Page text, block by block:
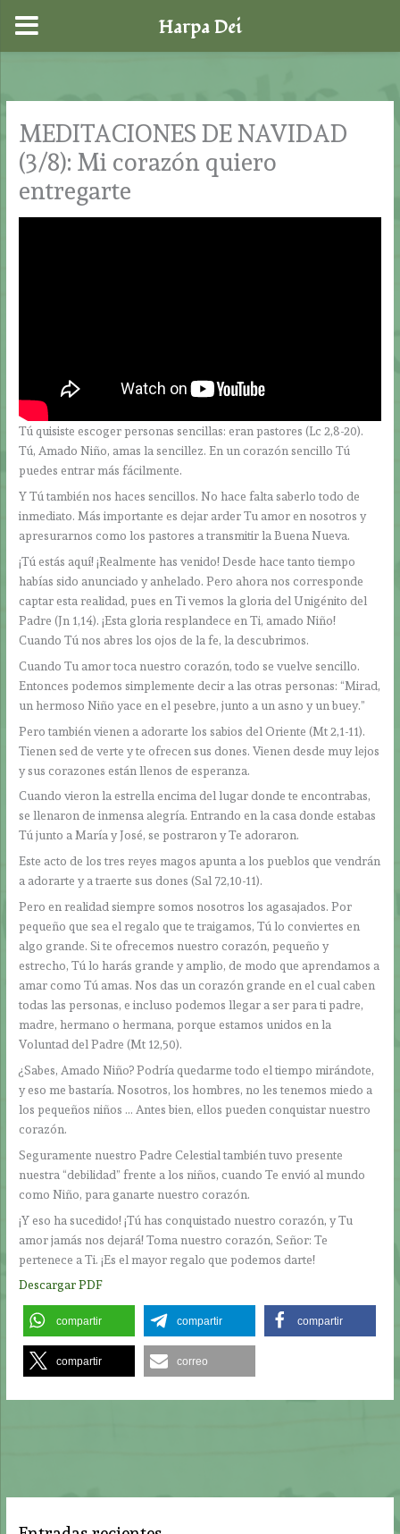
contenido
MEDITACIONES DE NAVIDAD
(3/8): Mi corazón quiero
entregarte
Tú quisiste escoger personas sencillas: eran pastores (Lc 2,8-20).
Tú, Amado Niño, amas la sencillez. En un corazón sencillo Tú
puedes entrar más fácilmente.
Y Tú también nos haces sencillos. No hace falta saberlo todo de
inmediato. Más importante es dejar arder Tu amor en nosotros y
apresurarnos como los pastores a transmitir la Buena Nueva.
¡Tú estás aquí! ¡Realmente has venido! Desde hace tanto tiempo
habías sido anunciado y anhelado. Pero ahora nos corresponde
captar esta realidad, pues en Ti vemos la gloria del Unigénito del
Padre (Jn 1,14). ¡Esta gloria resplandece en Ti, amado Niño!
Cuando Tú nos abres los ojos de la fe, la descubrimos.
Cuando Tu amor toca nuestro corazón, todo se vuelve sencillo.
Entonces podemos simplemente decir a las otras personas: “Mirad,
un hermoso Niño yace en el pesebre, junto a un asno y un buey.”
Pero también vienen a adorarte los sabios del Oriente (Mt 2,1-11).
Tienen sed de verte y te ofrecen sus dones. Vienen desde muy lejos
y sus corazones están llenos de esperanza.
Cuando vieron la estrella encima del lugar donde te encontrabas,
se llenaron de inmensa alegría. Entrando en la casa donde estabas
Tú junto a María y José, se postraron y Te adoraron.
Este acto de los tres reyes magos apunta a los pueblos que vendrán
a adorarte y a traerte sus dones (Sal 72,10-11).
Pero en realidad siempre somos nosotros los agasajados. Por
pequeño que sea el regalo que te traigamos, Tú lo conviertes en
algo grande. Si te ofrecemos nuestro corazón, pequeño y
estrecho, Tú lo harás grande y amplio, de modo que aprendamos a
amar como Tú amas. Nos das un corazón grande en el cual caben
todas las personas, e incluso podemos llegar a ser para ti padre,
madre, hermano o hermana, porque estamos unidos en la
Voluntad del Padre (Mt 12,50).
¿Sabes, Amado Niño? Podría quedarme todo el tiempo mirándote,
y eso me bastaría. Nosotros, los hombres, no les tenemos miedo a
los pequeños niños … Antes bien, ellos pueden conquistar nuestro
corazón.
Seguramente nuestro Padre Celestial también tuvo presente
nuestra “debilidad” frente a los niños, cuando Te envió al mundo
como Niño, para ganarte nuestro corazón.
¡Y eso ha sucedido! ¡Tú has conquistado nuestro corazón, y Tu
amor jamás nos dejará! Toma nuestro corazón, Señor: Te
pertenece a Ti. ¡Es el mayor regalo que podemos darte!
Descargar PDF
compartir compartir compartir
compartir correo
Harpa Dei